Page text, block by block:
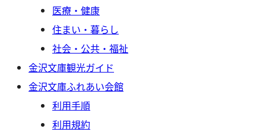
医療・健康
住まい・暮らし
社会・公共・福祉
金沢文庫観光ガイド
金沢文庫ふれあい会館
利用手順
利用規約